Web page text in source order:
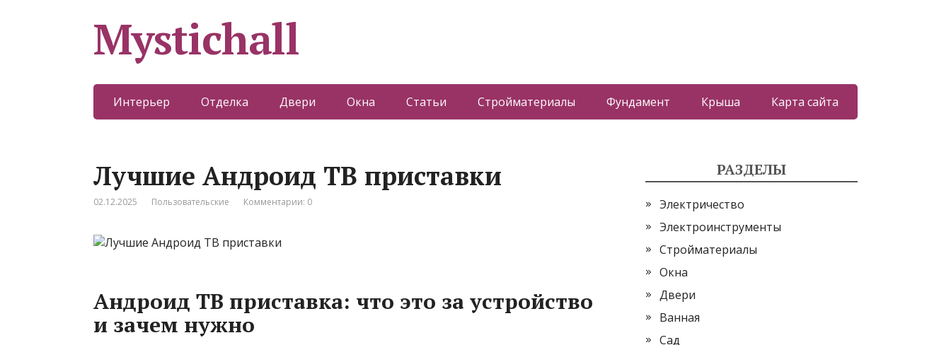
Mystichall
Интерьер Отделка Двери Окна Статьи Стройматериалы Фундамент Крыша Карта сайта
Лучшие Андроид ТВ приставки
02.12.2025 Пользовательские Комментарии: 0
Андроид ТВ приставка: что это за устройство
и зачем нужно
РАЗДЕЛЫ
Электричество
Электроинструменты
Стройматериалы
Окна
Двери
Ванная
Сад